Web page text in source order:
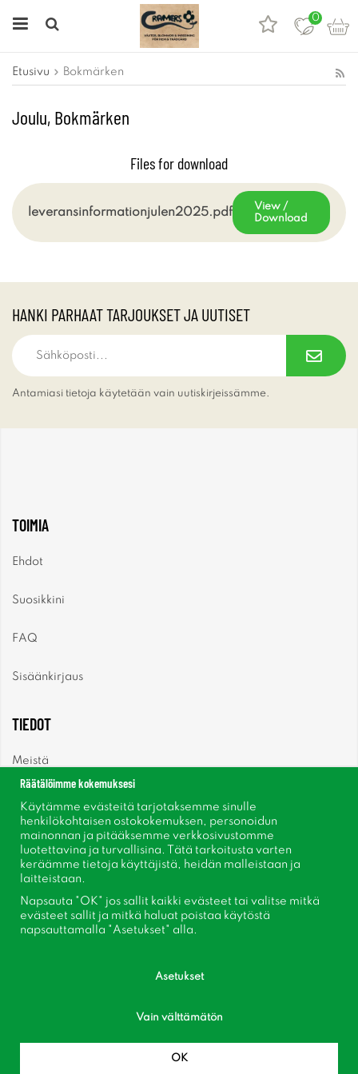
0
Etusivu Bokmärken
Joulu, Bokmärken
Files for download
leveransinformationjulen2025.pdf
View /
Download
HANKI PARHAAT TARJOUKSET JA UUTISET
Antamiasi tietoja käytetään vain uutiskirjeissämme.
TOIMIA
Ehdot
Suosikkini
FAQ
Sisäänkirjaus
TIEDOT
Meistä
Uutiset
Uutiskirje
Tietoja evästeistä
Inspiraatiota
Seuraa meitä Facebook
Liity asiakaskerhoomme!
Räätälöimme kokemuksesi
Käytämme evästeitä tarjotaksemme sinulle
henkilökohtaisen ostokokemuksen, personoidun
mainonnan ja pitääksemme verkkosivustomme
luotettavina ja turvallisina. Tätä tarkoitusta varten
keräämme tietoja käyttäjistä, heidän malleistaan ​​ja
laitteistaan.
Napsauta "OK" jos sallit kaikki evästeet tai valitse mitkä
evästeet sallit ja mitkä haluat poistaa käytöstä
napsauttamalla "Asetukset" alla.
Asetukset
Vain välttämätön
OK